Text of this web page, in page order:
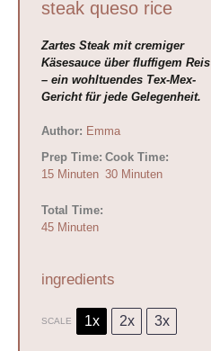
steak queso rice
Zartes Steak mit cremiger
Käsesauce über fluffigem Reis
– ein wohltuendes Tex-Mex-
Gericht für jede Gelegenheit.
Author: Emma
Prep Time:
15 Minuten
Cook Time:
30 Minuten
Total Time:
45 Minuten
ingredients
SCALE 1x 2x 3x